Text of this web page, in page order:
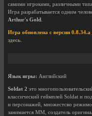
самими игроками, различными
Игра разрабатывается одним
Arthur's Gold.
Игра обновлена с версии
здесь.
Язык игры: Английский
Soldat 2 это
классический геймплей Soldat и
и персонажей, множестсво
занимается MM, создатель